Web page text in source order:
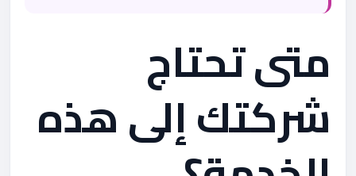
متى تحتاج
شركتك إلى هذه